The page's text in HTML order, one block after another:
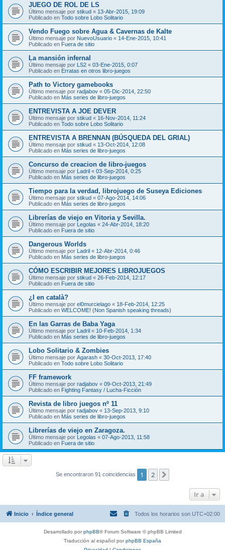
JUEGO DE ROL DE LS
Último mensaje por stikud « 13-Abr-2015, 19:09
Publicado en Todo sobre Lobo Solitario
Vendo Fuego sobre Agua & Cavernas de Kalte
Último mensaje por NuevoUsuario « 14-Ene-2015, 10:41
Publicado en Fuera de sitio
La mansión infernal
Último mensaje por LS2 « 03-Ene-2015, 0:07
Publicado en Erratas en otros libro-juegos
Path to Victory gamebooks
Último mensaje por radjabov « 05-Dic-2014, 22:50
Publicado en Más series de libro-juegos
ENTREVISTA A JOE DEVER
Último mensaje por stikud « 16-Nov-2014, 11:24
Publicado en Todo sobre Lobo Solitario
ENTREVISTA A BRENNAN (BÚSQUEDA DEL GRIAL)
Último mensaje por stikud « 13-Oct-2014, 12:08
Publicado en Más series de libro-juegos
Concurso de creacion de libro-juegos
Último mensaje por Ladril « 03-Sep-2014, 0:25
Publicado en Más series de libro-juegos
Tiempo para la verdad, librojuego de Suseya Ediciones
Último mensaje por stikud « 07-Ago-2014, 14:06
Publicado en Más series de libro-juegos
Librerías de viejo en Vitoria y Sevilla.
Último mensaje por Legolas « 24-Abr-2014, 18:20
Publicado en Fuera de sitio
Dangerous Worlds
Último mensaje por Ladril « 12-Abr-2014, 0:46
Publicado en Más series de libro-juegos
CÓMO ESCRIBIR MEJORES LIBROJUEGOS
Último mensaje por stikud « 26-Feb-2014, 12:17
Publicado en Fuera de sitio
¿I en català?
Último mensaje por el0murcielago « 18-Feb-2014, 12:25
Publicado en WELCOME! (Non Spanish speaking threads)
En las Garras de Baba Yaga
Último mensaje por Ladril « 10-Feb-2014, 1:34
Publicado en Más series de libro-juegos
Lobo Solitario & Zombies
Último mensaje por Agarash « 30-Oct-2013, 17:40
Publicado en Todo sobre Lobo Solitario
FF framework
Último mensaje por radjabov « 09-Oct-2013, 21:49
Publicado en Fighting Fantasy / Lucha-Ficción
Revista de libro juegos nº 11
Último mensaje por radjabov « 13-Sep-2013, 9:10
Publicado en Más series de libro-juegos
Librerías de viejo en Zaragoza.
Último mensaje por Legolas « 07-Ago-2013, 11:58
Publicado en Fuera de sitio
Se encontraron 91 coincidencias 1 2
Ir a
Inicio Índice general Todos los horarios son UTC+02:00
Desarrollado porphpBB® Forum Software © phpBB Limited
Traducción al español porphpBB España